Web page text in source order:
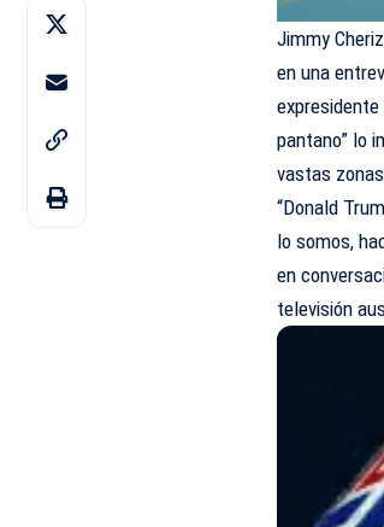
Jimmy
en una
pantano” lo
vastas
“Donald
lo somos,
en
televisión